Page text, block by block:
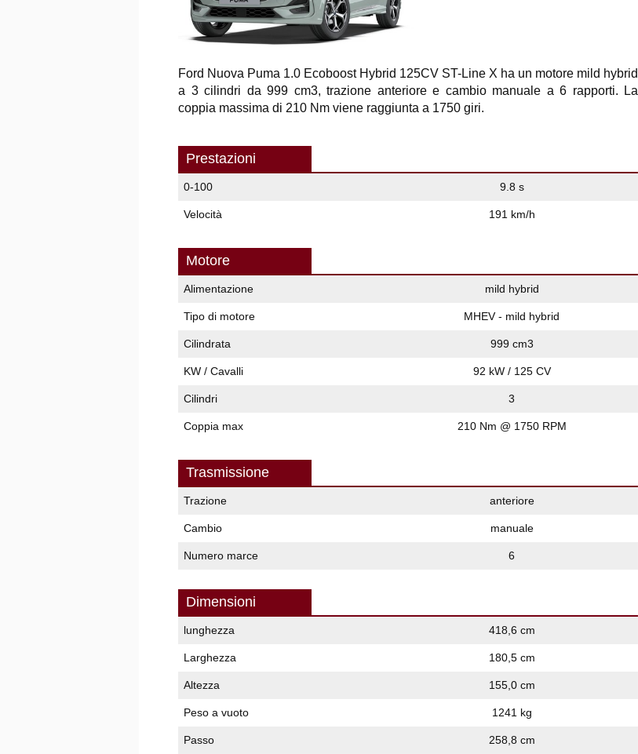
Ford Nuova Puma 1.0 Ecoboost Hybrid 125CV ST-Line X ha un motore mild hybrid
a 3 cilindri da 999 cm3, trazione anteriore e cambio manuale a 6 rapporti. La
coppia massima di 210 Nm viene raggiunta a 1750 giri.
Prestazioni
0-100 9.8 s
Velocità 191 km/h
Motore
Alimentazione mild hybrid
Tipo di motore MHEV - mild hybrid
Cilindrata 999 cm3
KW / Cavalli 92 kW / 125 CV
Cilindri 3
Coppia max 210 Nm @ 1750 RPM
Trasmissione
Trazione anteriore
Cambio manuale
Numero marce 6
Dimensioni
lunghezza 418,6 cm
Larghezza 180,5 cm
Altezza 155,0 cm
Peso a vuoto 1241 kg
Passo 258,8 cm